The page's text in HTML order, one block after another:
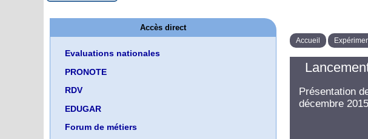
Accueil
Présentation
décembre
Accès direct
Evaluations nationales
PRONOTE
RDV
EDUGAR
Forum de métiers